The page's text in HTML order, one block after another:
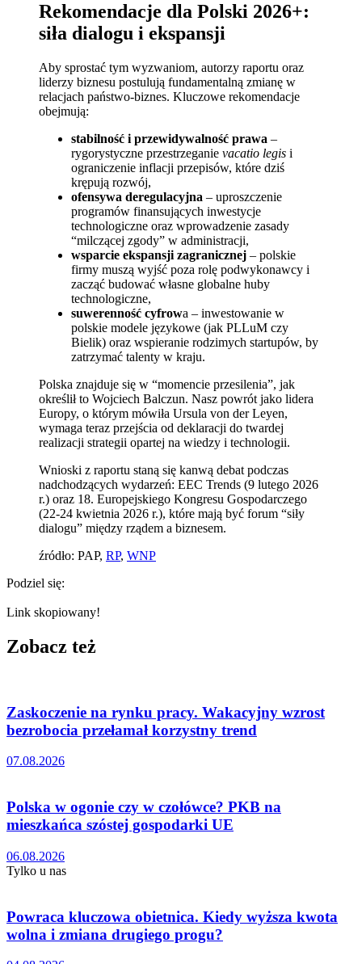
Rekomendacje dla Polski 2026+:
siła dialogu i ekspansji
Aby sprostać tym wyzwaniom, autorzy raportu oraz
liderzy biznesu postulują fundamentalną zmianę w
relacjach państwo-biznes. Kluczowe rekomendacje
obejmują:
stabilność i przewidywalność prawa –
rygorystyczne przestrzeganie vacatio legis i
ograniczenie inflacji przepisów, które dziś
krępują rozwój,
ofensywa deregulacyjna – uproszczenie
programów finansujących inwestycje
technologiczne oraz wprowadzenie zasady
“milczącej zgody” w administracji,
wsparcie ekspansji zagranicznej – polskie
firmy muszą wyjść poza rolę podwykonawcy i
zacząć budować własne globalne huby
technologiczne,
suwerenność cyfrowa – inwestowanie w
polskie modele językowe (jak PLLuM czy
Bielik) oraz wspieranie rodzimych startupów, by
zatrzymać talenty w kraju.
Polska znajduje się w “momencie przesilenia”, jak
określił to Wojciech Balczun. Nasz powrót jako lidera
Europy, o którym mówiła Ursula von der Leyen,
wymaga teraz przejścia od deklaracji do twardej
realizacji strategii opartej na wiedzy i technologii.
Wnioski z raportu staną się kanwą debat podczas
nadchodzących wydarzeń: EEC Trends (9 lutego 2026
r.) oraz 18. Europejskiego Kongresu Gospodarczego
(22-24 kwietnia 2026 r.), które mają być forum “siły
dialogu” między rządem a biznesem.
źródło: PAP, RP, WNP
Podziel się:
Link skopiowany!
Zobacz też
Zaskoczenie na rynku pracy. Wakacyjny wzrost
bezrobocia przełamał korzystny trend
07.08.2026
Polska w ogonie czy w czołówce? PKB na
mieszkańca szóstej gospodarki UE
06.08.2026
Tylko u nas
Powraca kluczowa obietnica. Kiedy wyższa kwota
wolna i zmiana drugiego progu?